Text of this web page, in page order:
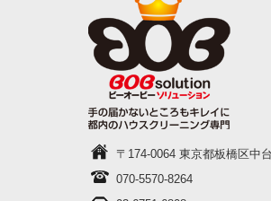
〒174-0064 東京都板橋区中
070-5570-8264